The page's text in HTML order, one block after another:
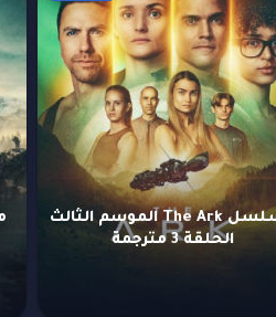
مسلسل The Ark الموسم الثالث
الحلقة 3 مترجمة